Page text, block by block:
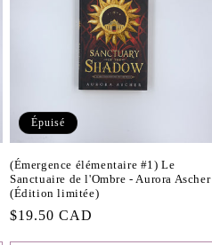
Épuisé
(Émergence élémentaire #1) Le
Sanctuaire de l'Ombre - Aurora Ascher
(Édition limitée)
Prix
$19.50 CAD